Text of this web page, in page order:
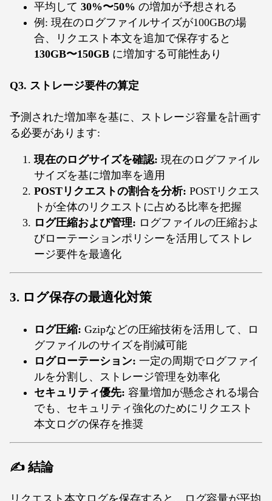
平均して 30%〜50% の増加が予想される
例: 現在のログファイルサイズが100GBの場
合、リクエスト本文を追加で保存すると
130GB〜150GB に増加する可能性あり
Q3. ストレージ要件の算定
予測された増加率を基に、ストレージ容量を計画す
る必要があります:
現在のログサイズを確認: 現在のログファイル
サイズを基に増加率を適用
POSTリクエストの割合を分析: POSTリクエス
トが全体のリクエストに占める比率を把握
ログ圧縮および管理: ログファイルの圧縮およ
びローテーションポリシーを活用してストレ
ージ要件を最適化
3. ログ保存の最適化対策
ログ圧縮: Gzipなどの圧縮技術を活用して、ロ
グファイルのサイズを削減可能
ログローテーション: 一定の周期でログファイ
ルを分割し、ストレージ管理を効率化
セキュリティ優先: 容量増加が懸念される場合
でも、セキュリティ強化のためにリクエスト
本文ログの保存を推奨
✍️ 結論